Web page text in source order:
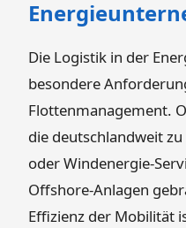
Die Logistik in der
besondere
Flottenmanagement.
die deutschlandweit
oder Windenergie-
Offshore-Anlagen
Effizienz der Mobilität